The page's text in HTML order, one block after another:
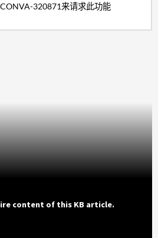
320871来请求此功能
content of this KB article.